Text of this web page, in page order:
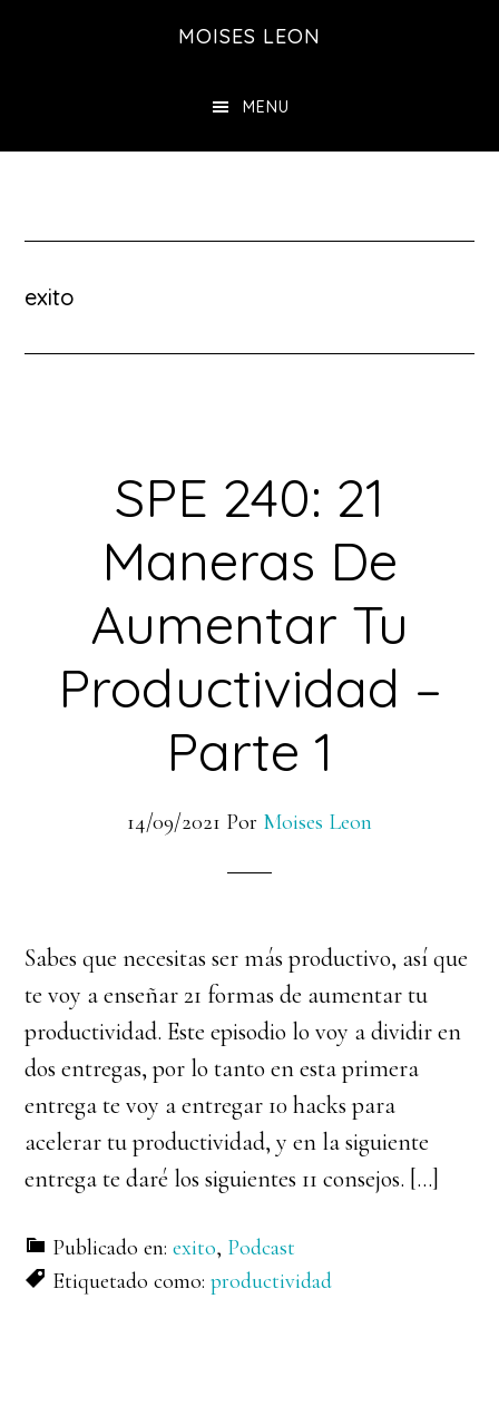
MOISES LEON
MENU
exito
SPE 240: 21
Maneras De
Aumentar Tu
Productividad –
Parte 1
14/09/2021 Por Moises Leon
Sabes que necesitas ser más productivo, así que
te voy a enseñar 21 formas de aumentar tu
productividad. Este episodio lo voy a dividir en
dos entregas, por lo tanto en esta primera
entrega te voy a entregar 10 hacks para
acelerar tu productividad, y en la siguiente
entrega te daré los siguientes 11 consejos. […]
Publicado en:exito, Podcast
Etiquetado como:productividad